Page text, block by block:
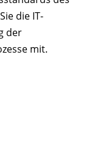
die IT-
der
mit.